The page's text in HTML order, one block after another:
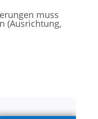
muss
(Ausrichtung,